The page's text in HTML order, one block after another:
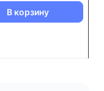
В корзину